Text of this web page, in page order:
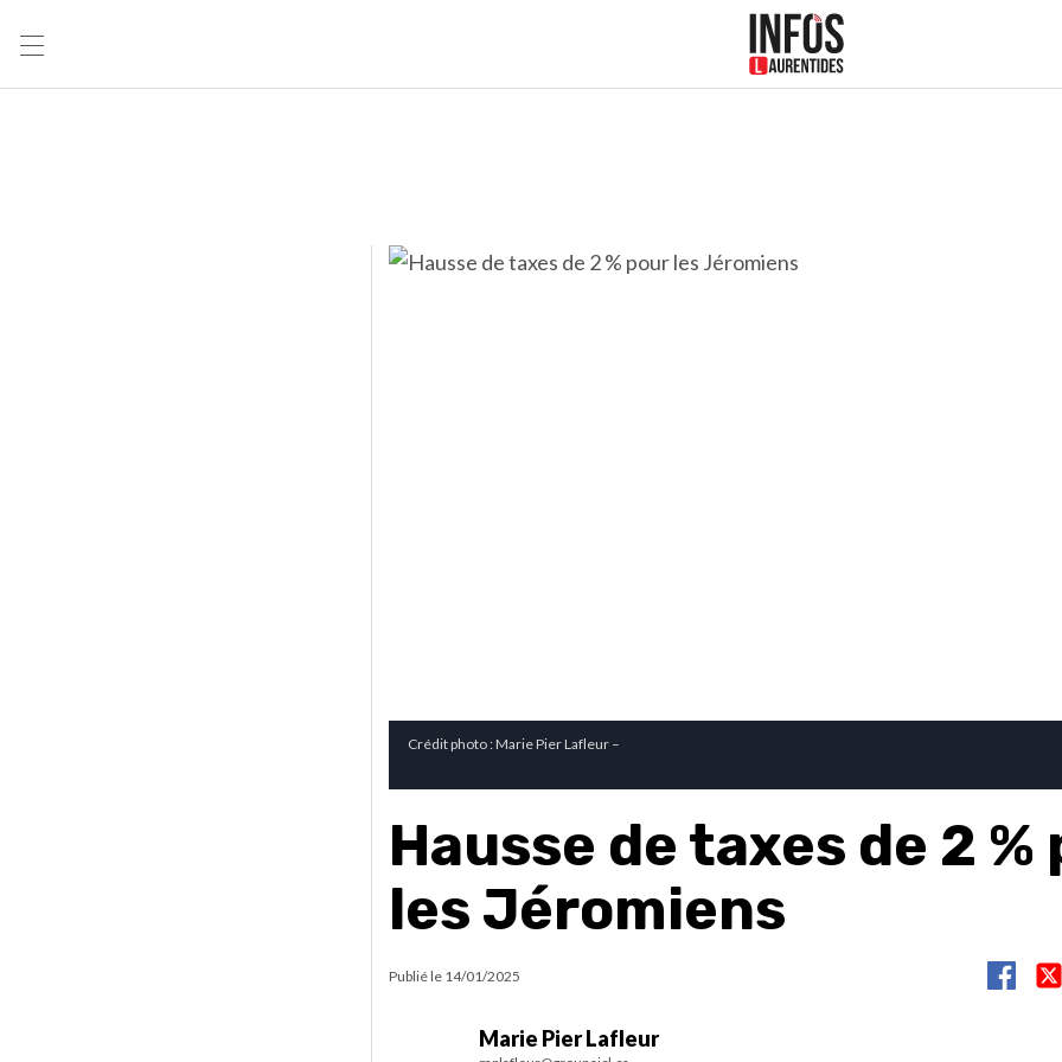
Crédit photo : Marie Pier Lafleur –
Hausse de taxes de 2 %
les Jéromiens
Publié le 14/01/2025
Marie Pier Lafleur